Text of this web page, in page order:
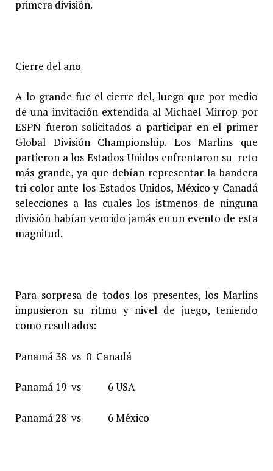
primera división.
Cierre del año
A lo grande fue el cierre del, luego que por medio
de una invitación extendida al Michael Mirrop por
ESPN fueron solicitados a participar en el primer
Global División Championship. Los Marlins que
partieron a los Estados Unidos enfrentaron su reto
más grande, ya que debían representar la bandera
tri color ante los Estados Unidos, México y Canadá
selecciones a las cuales los istmeños de ninguna
división habían vencido jamás en un evento de esta
magnitud.
Para sorpresa de todos los presentes, los Marlins
impusieron su ritmo y nivel de juego, teniendo
como resultados:
Panamá 38 vs 0 Canadá
Panamá 19 vs 6 USA
Panamá 28 vs 6 México